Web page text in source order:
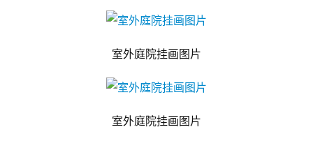
室外庭院挂画图片
室外庭院挂画图片